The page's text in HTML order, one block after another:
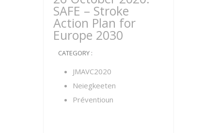
SAFE – Stroke
Action Plan for
Europe 2030
CATEGORY :
JMAVC2020
Neiegkeeten
Préventioun